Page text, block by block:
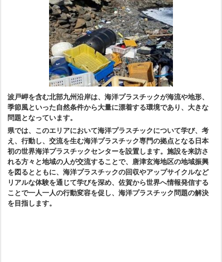
波戸岬を含む北部九州沿岸は、海洋プラスチックが海流や地形、
季節風といった自然条件から大量に漂着する環境であり、大きな
問題となっています。
県では、このエリアにおいて海洋プラスチックについて学び、考
え、行動し、交流を生む海洋プラスチック専門の拠点となる日本
初の世界海洋プラスチックセンターを設置します。施設を来訪さ
れる方々と地域の人が交流することで、唐津玄海地区の地域振興
を図るとともに、海洋プラスチックの回収やアップサイクルなど
リアルな体験を通じて学びを深め、佐賀から世界へ情報発信する
ことで一人一人の行動変容を促し、海洋プラスチック問題の解決
を目指します。